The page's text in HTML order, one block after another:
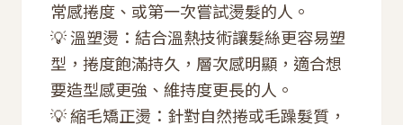
常感捲度、或第一次嘗試燙髮的人。
💡 溫塑燙：結合溫熱技術讓髮絲更容易塑
型，捲度飽滿持久，層次感明顯，適合想
要造型感更強、維持度更長的人。
💡 縮毛矯正燙：針對自然捲或毛躁髮質，